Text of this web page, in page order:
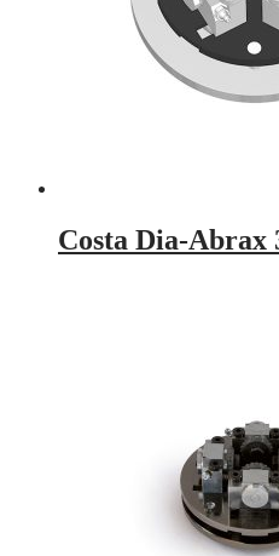
Costa Dia-Abrax